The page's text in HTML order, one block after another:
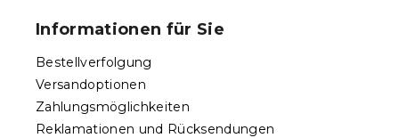
s
Informationen für Sie
Bestellverfolgung
Versandoptionen
Zahlungsmöglichkeiten
Reklamationen und Rücksendungen